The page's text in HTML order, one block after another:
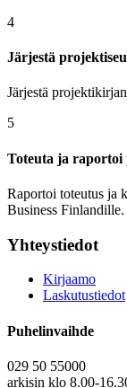
4
Järjestä
Järjestä
5
Toteuta ja
Raportoi toteutus ja
Business Finlandille.
Yhteystiedot
Kirjaamo
Laskutustiedot
Puhelinvaihde
029 50 55000
arkisin klo 8.00-